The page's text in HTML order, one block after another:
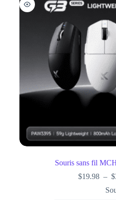
Souris sans fil
$19.98 – $